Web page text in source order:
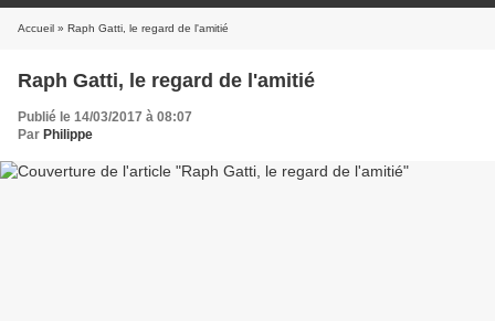
Accueil » Raph Gatti, le regard de l'amitié
Raph Gatti, le regard de l'amitié
Publié le 14/03/2017 à 08:07
Par Philippe